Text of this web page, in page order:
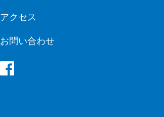
アクセス
お問い合わせ